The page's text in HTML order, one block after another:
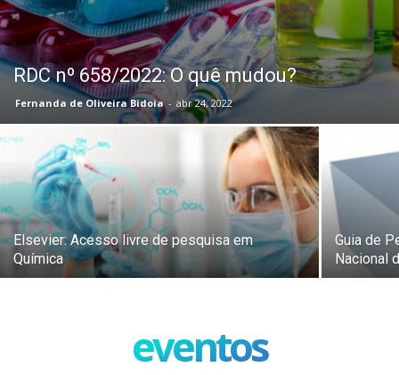
RDC nº 658/2022: O quê mudou?
Fernanda de Oliveira Bidoia - abr 24, 2022
Elsevier: Acesso livre de pesquisa em
Química
Guia de
Nacional
eventos